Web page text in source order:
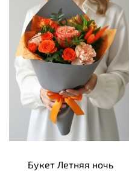
Букет Летняя ночь